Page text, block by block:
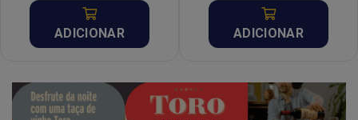
ADICIONAR ADICIONAR